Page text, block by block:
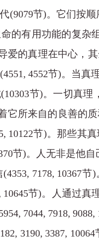
(9079节)。它们按
的有用功能的复杂
爱的真理在中心，
4552节)。当真
节)。一切真
它所来自的良善的
10122节)。那些
节)。人无非是他
7178, 10367
10645节)。人通过
7044, 7918,
3190, 3387,